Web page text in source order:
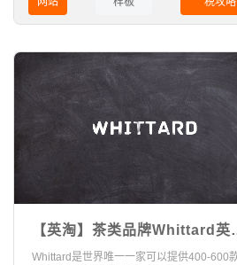
【英淘】茶类品牌Whittard英
官网海淘攻略（2023版）
Whittard是世界唯一一家可以提供400-600